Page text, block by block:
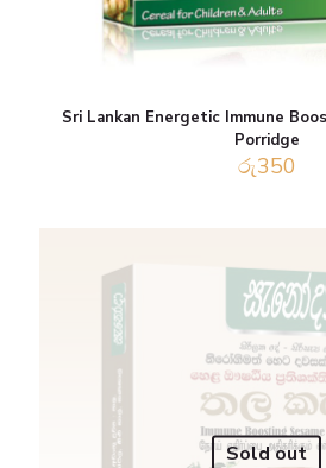
Sri Lankan Energetic Immune
Porridge
රු350
Sold out